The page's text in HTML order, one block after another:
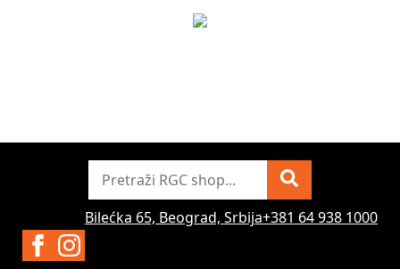
Bilećka 65, Beograd, Srbija+381 64 938 1000